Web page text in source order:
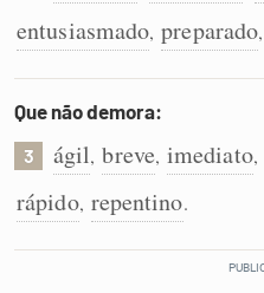
Caça-palavras
Dicionário
Sinônimos
entusiasmado, preparado,
Que não demora:
3 ágil, breve, imediato,
rápido, repentino.